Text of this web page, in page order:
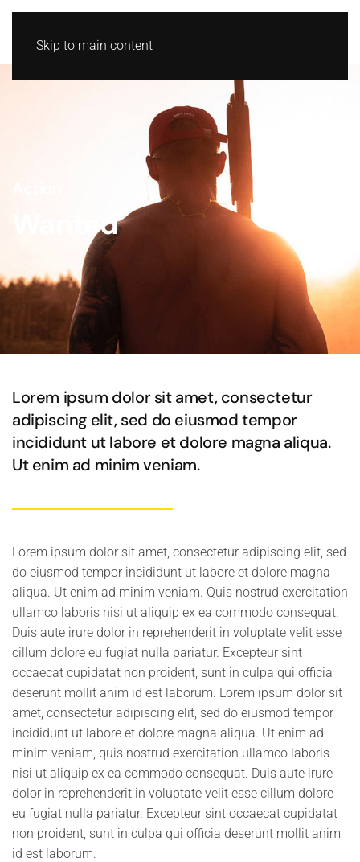
Skip to main content
Wanted
Lorem ipsum dolor sit amet, consectetur
adipiscing elit, sed do eiusmod tempor
incididunt ut labore et dolore magna aliqua.
Ut enim ad minim veniam.
Lorem ipsum dolor sit amet, consectetur adipiscing elit, sed
do eiusmod tempor incididunt ut labore et dolore magna
aliqua. Ut enim ad minim veniam. Quis nostrud exercitation
ullamco laboris nisi ut aliquip ex ea commodo consequat.
Duis aute irure dolor in reprehenderit in voluptate velit esse
cillum dolore eu fugiat nulla pariatur. Excepteur sint
occaecat cupidatat non proident, sunt in culpa qui officia
deserunt mollit anim id est laborum. Lorem ipsum dolor sit
amet, consectetur adipiscing elit, sed do eiusmod tempor
incididunt ut labore et dolore magna aliqua. Ut enim ad
minim veniam, quis nostrud exercitation ullamco laboris
nisi ut aliquip ex ea commodo consequat. Duis aute irure
dolor in reprehenderit in voluptate velit esse cillum dolore
eu fugiat nulla pariatur. Excepteur sint occaecat cupidatat
non proident, sunt in culpa qui officia deserunt mollit anim
id est laborum.